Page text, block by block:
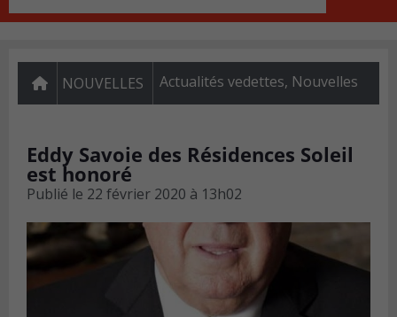
NOUVELLES Actualités vedettes, Nouvelles
Eddy Savoie des Résidences Soleil
est honoré
Publié le 22 février 2020 à 13h02